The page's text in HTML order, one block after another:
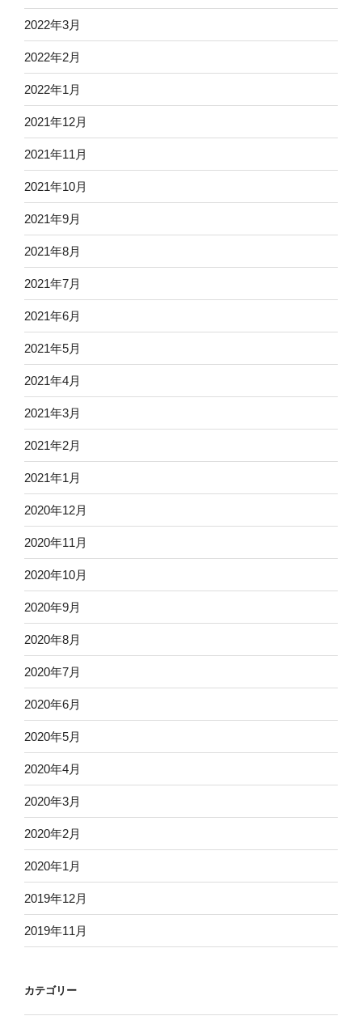
2022年3月
2022年2月
2022年1月
2021年12月
2021年11月
2021年10月
2021年9月
2021年8月
2021年7月
2021年6月
2021年5月
2021年4月
2021年3月
2021年2月
2021年1月
2020年12月
2020年11月
2020年10月
2020年9月
2020年8月
2020年7月
2020年6月
2020年5月
2020年4月
2020年3月
2020年2月
2020年1月
2019年12月
2019年11月
カテゴリー